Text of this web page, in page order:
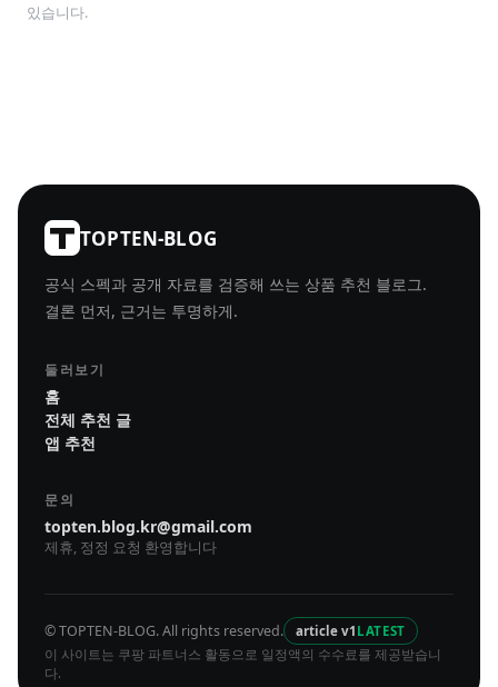
있습니다.
TOPTEN-BLOG
공식 스펙과 공개 자료를 검증해 쓰는 상품 추천 블로그.
결론 먼저, 근거는 투명하게.
둘러보기
홈
전체 추천 글
앱 추천
문의
topten.blog.kr@gmail.com
제휴, 정정 요청 환영합니다
© TOPTEN-BLOG. All rights reserved. article v1 LATEST
이 사이트는 쿠팡 파트너스 활동으로 일정액의 수수료를 제공받습니
다.